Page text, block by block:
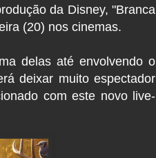
da Disney, "Branca
(20) nos cinemas.
delas até envolvendo o
deixar muito espectador
com este novo live-